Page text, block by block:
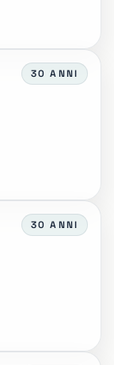
30 ANNI
30 ANNI